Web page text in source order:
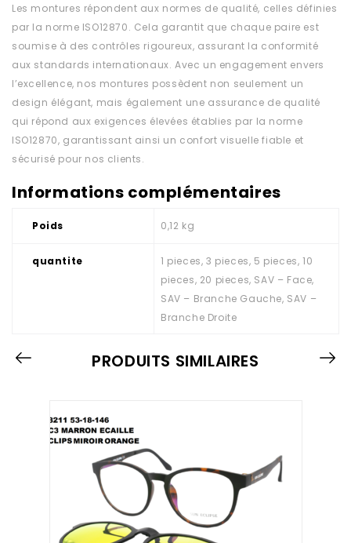
Les montures répondent aux normes de qualité, celles définies
par la norme ISO12870. Cela garantit que chaque paire est
soumise à des contrôles rigoureux, assurant la conformité
aux standards internationaux. Avec un engagement envers
l’excellence, nos montures possèdent non seulement un
design élégant, mais également une assurance de qualité
qui répond aux exigences élevées établies par la norme
ISO12870, garantissant ainsi un confort visuelle fiable et
sécurisé pour nos clients.
Informations complémentaires
Poids 0,12 kg
quantite
1 pieces, 3 pieces, 5 pieces, 10
pieces, 20 pieces, SAV – Face,
SAV – Branche Gauche, SAV –
Branche Droite
PRODUITS SIMILAIRES